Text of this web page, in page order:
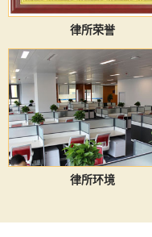
律所荣誉
律所环境